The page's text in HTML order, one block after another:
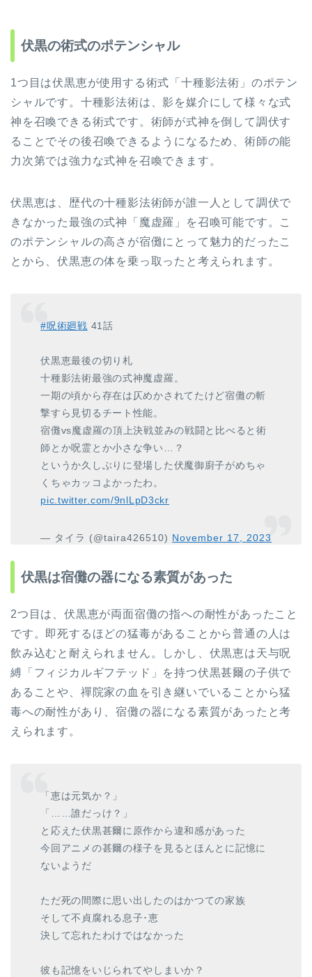
伏黒の術式のポテンシャル
1つ目は伏黒恵が使用する術式「十種影法術」のポテン
シャルです。十種影法術は、影を媒介にして様々な式
神を召喚できる術式です。術師が式神を倒して調伏す
ることでその後召喚できるようになるため、術師の能
力次第では強力な式神を召喚できます。
伏黒恵は、歴代の十種影法術師が誰一人として調伏で
きなかった最強の式神「魔虚羅」を召喚可能です。こ
のポテンシャルの高さが宿儺にとって魅力的だったこ
とから、伏黒恵の体を乗っ取ったと考えられます。
#呪術廻戦 41話
伏黒恵最後の切り札
十種影法術最強の式神魔虚羅。
一期の頃から存在は仄めかされてたけど宿儺の斬
撃すら見切るチート性能。
宿儺vs魔虚羅の頂上決戦並みの戦闘と比べると術
師とか呪霊とか小さな争い…？
というか久しぶりに登場した伏魔御廚子がめちゃ
くちゃカッコよかったわ。
pic.twitter.com/9nlLpD3ckr
— タイラ (@taira426510) November 17, 2023
伏黒は宿儺の器になる素質があった
2つ目は、伏黒恵が両面宿儺の指への耐性があったこと
です。即死するほどの猛毒があることから普通の人は
飲み込むと耐えられません。しかし、伏黒恵は天与呪
縛「フィジカルギフテッド」を持つ伏黒甚爾の子供で
あることや、禪院家の血を引き継いでいることから猛
毒への耐性があり、宿儺の器になる素質があったと考
えられます。
「恵は元気か？」
「……誰だっけ？」
と応えた伏黒甚爾に原作から違和感があった
今回アニメの甚爾の様子を見るとほんとに記憶に
ないようだ
ただ死の間際に思い出したのはかつての家族
そして不貞腐れる息子･恵
決して忘れたわけではなかった
彼も記憶をいじられてやしまいか？